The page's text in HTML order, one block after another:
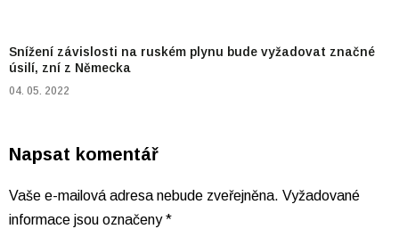
Snížení závislosti na ruském plynu bude vyžadovat značné
úsilí, zní z Německa
04. 05. 2022
Napsat komentář
Vaše e-mailová adresa nebude zveřejněna. Vyžadované
informace jsou označeny*